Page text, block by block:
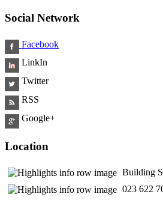
Social Network
Facebook
LinkIn
Twitter
RSS
Google+
Location
Building
023 622